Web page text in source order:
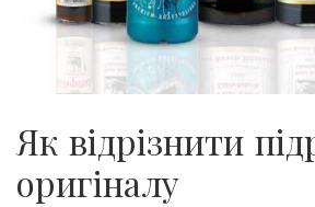
Як відрізнити
оригіналу